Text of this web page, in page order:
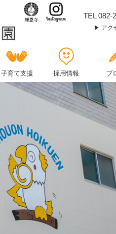
ほ
お
ん
だ
よ
8
月
号
UP
し
ま
し
TEL 082-
アク
子育て支援 採用情報 ブ